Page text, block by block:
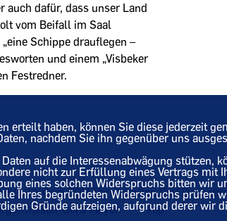
auch dafür, dass unser Land
vom Beifall im Saal
Schippe drauflegen –
und einem „Visbeker
Festredner.
(v. l.): dem CDU-Vorsitzenden Ralf
Gerd Meyer. – kop-
erteilt haben, können Sie diese jederzeit
nachdem Sie ihn gegenüber uns
auf die Interessenabwägung stützen,
nicht zur Erfüllung eines Vertrags
eines solchen Widerspruchs bitten wir
Ihres begründeten Widerspruchs prüfen
Gründe aufzeigen, aufgrund derer wir